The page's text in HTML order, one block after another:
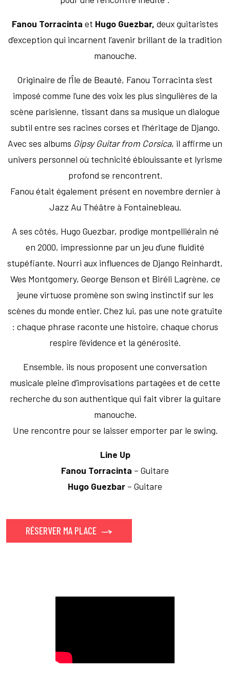
Fanou Torracinta et Hugo Guezbar, deux guitaristes
d’exception qui incarnent l’avenir brillant de la tradition
manouche.
Originaire de l’Île de Beauté, Fanou Torracinta s’est
imposé comme l’une des voix les plus singulières de la
scène parisienne, tissant dans sa musique un dialogue
subtil entre ses racines corses et l’héritage de Django.
Avec ses albums Gipsy Guitar from Corsica, il affirme un
univers personnel où technicité éblouissante et lyrisme
profond se rencontrent.
Fanou était également présent en novembre dernier à
Jazz Au Théâtre à Fontainebleau.
A ses côtés, Hugo Guezbar, prodige montpelliérain né
en 2000, impressionne par un jeu d’une fluidité
stupéfiante. Nourri aux influences de Django Reinhardt,
Wes Montgomery, George Benson et Biréli Lagrène, ce
jeune virtuose promène son swing instinctif sur les
scènes du monde entier. Chez lui, pas une note gratuite
: chaque phrase raconte une histoire, chaque chorus
respire l’évidence et la générosité.
Ensemble, ils nous proposent une conversation
musicale pleine d’improvisations partagées et de cette
recherche du son authentique qui fait vibrer la guitare
manouche.
Une rencontre pour se laisser emporter par le swing.
Line Up
Fanou Torracinta – Guitare
Hugo Guezbar – Guitare
RÉSERVER MA PLACE